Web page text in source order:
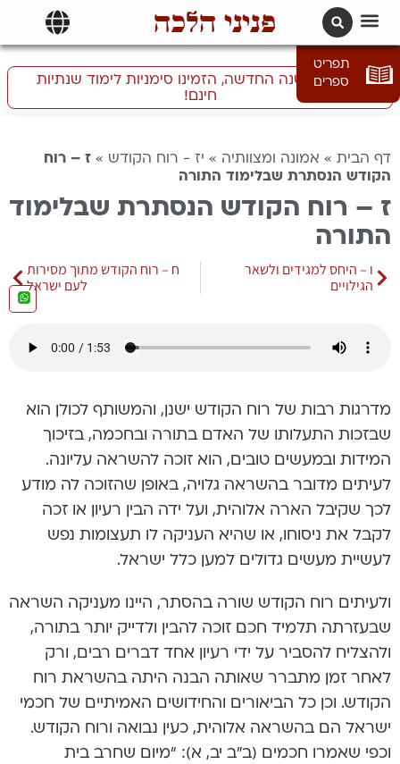
פניני הלכה
תפריט
ספרים
התכוננו לשנה החדשה, הזמינו סימניות לימוד שנתיות
חינם!
דף הבית » אמונה ומצוותיה » יז - רוח הקודש » ז – רוח
הקודש הנסתרת שבלימוד התורה
ז – רוח הקודש הנסתרת שבלימוד
התורה
ו – היחס למגידים ולשאר
הגילויים
ח – רוח הקודש מתוך מסירות
לעם ישראל
מדרגות רבות של רוח הקודש ישנן, והמשותף לכולן הוא
שבזכות התעלותו של האדם בתורה ובחכמה, בזיכוך
המידות ובמעשים טובים, הוא זוכה להשראה עליונה.
לעיתים מדובר בהשראה גלויה, באופן שהזוכה לה מודע
לכך שקיבל הארה אלוהית, ועל ידה הבין רעיון או זכה
לקבל את ניסוחו, או שהיא העניקה לו תעצומות נפש
לעשיית מעשים גדולים למען כלל ישראל.
ולעיתים רוח הקודש שורה בהסתר, היינו מעניקה השראה
שבעזרתה תלמיד חכם זוכה להבין ולדייק יותר בתורה,
ולהצליח להסביר על ידי רעיון אחד דברים רבים, ורק
לאחר זמן מתברר שאותה הבנה היתה בהשראת רוח
הקודש. וכן כל הביאורים והחידושים האמיתיים של חכמי
ישראל הם בהשראה אלוהית, כעין נבואה ורוח הקודש.
וכפי שאמרו חכמים (ב”ב יב, א): “מיום שחרב בית